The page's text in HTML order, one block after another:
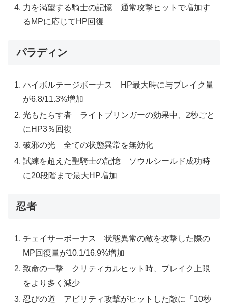
力を渇望する騎士の記憶 通常攻撃ヒットで増加す
るMPに応じてHP回復
パラディン
ハイボルテージボーナス HP最大時に与ブレイク量
が6.8/11.3%増加
光もたらす者 ライトブリンガーの効果中、2秒ごと
にHP3％回復
破邪の光 全ての状態異常を無効化
試練を超えた聖騎士の記憶 ソウルシールド成功時
に20段階まで最大HP増加
忍者
チェイサーボーナス 状態異常の敵を攻撃した際の
MP回復量が10.1/16.9%増加
致命の一撃 クリティカルヒット時、ブレイク上限
をより多く減少
忍びの道 アビリティ攻撃がヒットした敵に「10秒